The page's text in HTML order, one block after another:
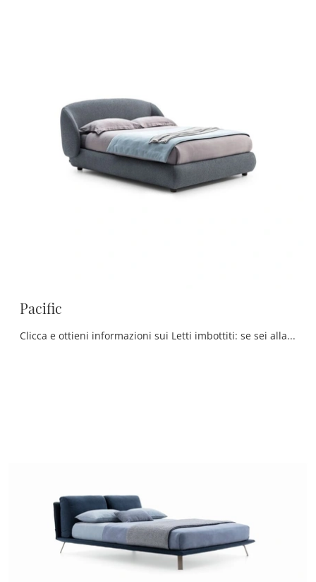
Pacific
Clicca e ottieni informazioni sui Letti imbottiti: se sei alla ricerca di modelli matrimoniali moderni, il modello Pacific Ditre Italia fa al caso ...